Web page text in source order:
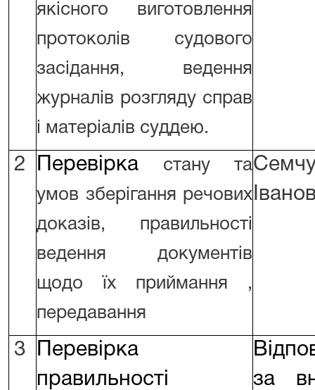
якісного виготовлення
протоколів судового
засідання, ведення
журналів розгляду справ
і матеріалів суддею.
2 Перевірка
стану та
умов зберігання речових
доказів, правильності
ведення документів
щодо їх приймання ,
передавання
3
Перевірка
правильності
за